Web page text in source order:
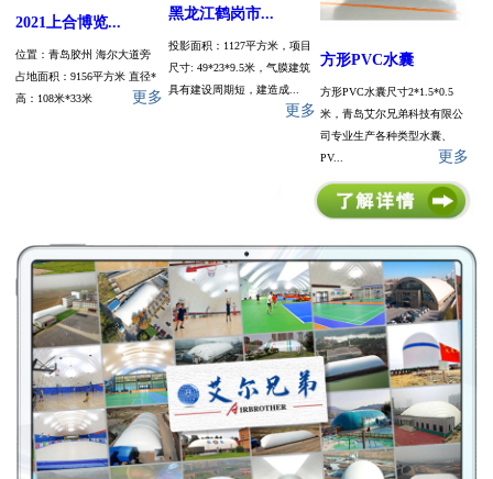
2021上合博览...
位置：青岛胶州 海尔大道旁
占地面积：9156平方米 直径*
高：108米*33米
更多
黑龙江鹤岗市...
投影面积：1127平方米，项目
尺寸: 49*23*9.5米，气膜建筑
具有建设周期短，建造成...
更多
方形PVC水囊
方形PVC水囊尺寸2*1.5*0.5
米，青岛艾尔兄弟科技有限公
司专业生产各种类型水囊、
PV...
更多